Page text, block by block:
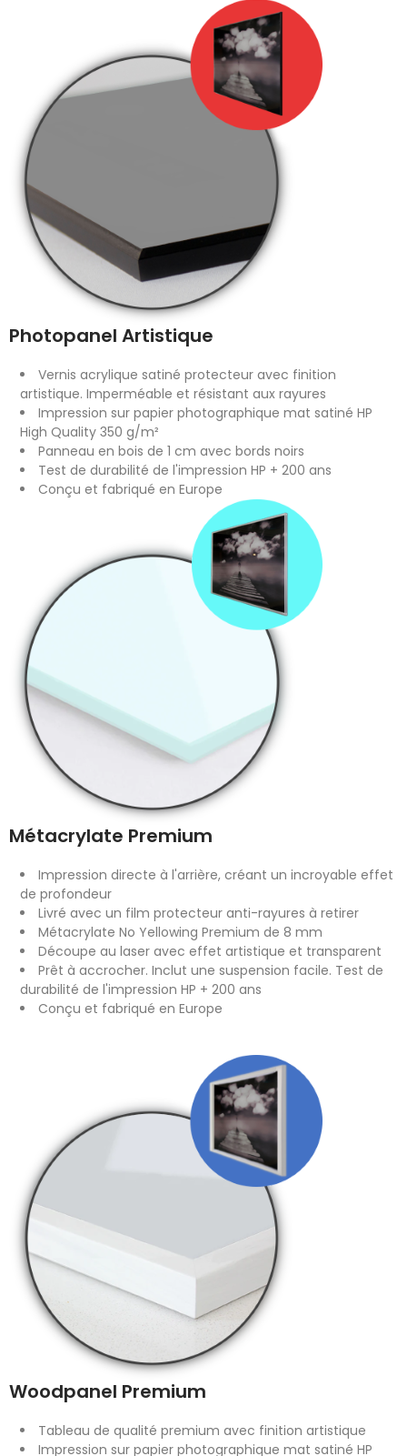
Photopanel Artistique
Vernis acrylique satiné protecteur avec finition
artistique. Imperméable et résistant aux rayures
Impression sur papier photographique mat satiné HP
High Quality 350 g/m²
Panneau en bois de 1 cm avec bords noirs
Test de durabilité de l'impression HP + 200 ans
Conçu et fabriqué en Europe
Métacrylate Premium
Impression directe à l'arrière, créant un incroyable effet
de profondeur
Livré avec un film protecteur anti-rayures à retirer
Métacrylate No Yellowing Premium de 8 mm
Découpe au laser avec effet artistique et transparent
Prêt à accrocher. Inclut une suspension facile. Test de
durabilité de l'impression HP + 200 ans
Conçu et fabriqué en Europe
Woodpanel Premium
Tableau de qualité premium avec finition artistique
Impression sur papier photographique mat satiné HP